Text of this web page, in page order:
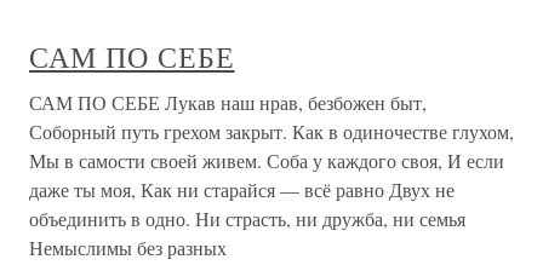
САМ ПО СЕБЕ
САМ ПО СЕБЕ Лукав наш нрав, безбожен быт,
Соборный путь грехом закрыт. Как в одиночестве глухом,
Мы в самости своей живем. Соба у каждого своя, И если
даже ты моя, Как ни старайся — всё равно Двух не
объединить в одно. Ни страсть, ни дружба, ни семья
Немыслимы без разных